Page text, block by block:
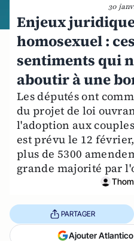
30
Enjeux
homosexuel :
sentiments qui
aboutir à une
Les députés ont
du projet de loi
l'adoption aux
est prévu le 12
plus de 5300
grande majorité par
PARTAGER
Ajouter